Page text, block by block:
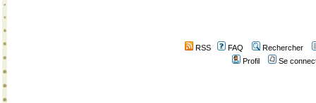
RSS FAQ
Rechercher
Profil
Se